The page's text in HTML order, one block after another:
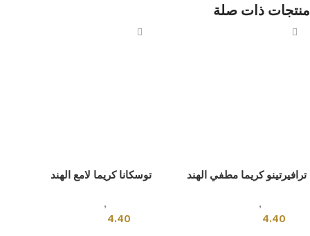
منتجات ذات صلة
ترافيرتينو كريما مطفي الهند
,
4.40
توسكانا كريما لامع الهند
,
4.40